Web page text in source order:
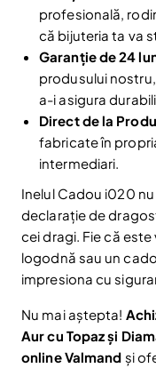
Reduceri și
Fii la curent cu
la newsletter-ul
Email
Nu mai afișa.
profesională,
că bijuteria ta va
Garanție de 24
produsului
a-i asigura
Direct de la
fabricate în
intermediari.
Inelul Cadou i020
declarație de
cei dragi. Fie că
logodnă sau un
impresiona cu
Nu mai aștepta!
Aur cu Topaz și
online Valmand și